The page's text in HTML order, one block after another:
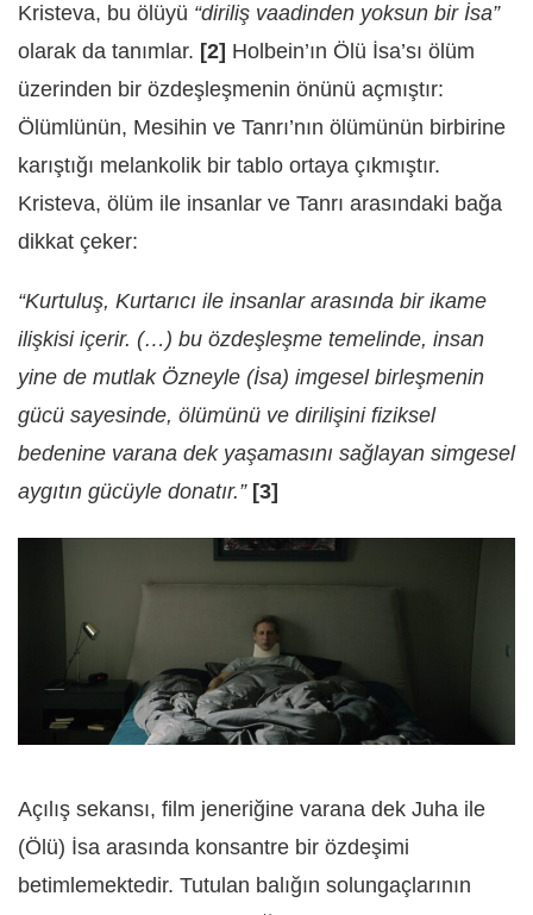
Kristeva, bu ölüyü “diriliş vaadinden yoksun bir İsa”
olarak da tanımlar. [2] Holbein’ın Ölü İsa’sı ölüm
üzerinden bir özdeşleşmenin önünü açmıştır:
Ölümlünün, Mesihin ve Tanrı’nın ölümünün birbirine
karıştığı melankolik bir tablo ortaya çıkmıştır.
Kristeva, ölüm ile insanlar ve Tanrı arasındaki bağa
dikkat çeker:
“Kurtuluş, Kurtarıcı ile insanlar arasında bir ikame
ilişkisi içerir. (…) bu özdeşleşme temelinde, insan
yine de mutlak Özneyle (İsa) imgesel birleşmenin
gücü sayesinde, ölümünü ve dirilişini fiziksel
bedenine varana dek yaşamasını sağlayan simgesel
aygıtın gücüyle donatır.” [3]
Açılış sekansı, film jeneriğine varana dek Juha ile
(Ölü) İsa arasında konsantre bir özdeşimi
betimlemektedir. Tutulan balığın solungaçlarının